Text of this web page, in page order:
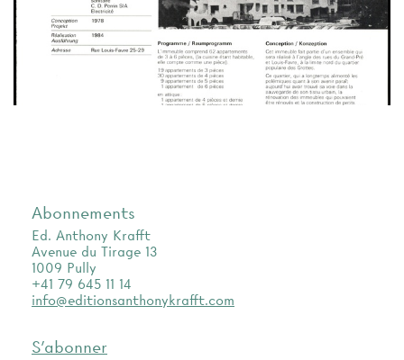
Abonnements
Ed. Anthony Krafft
Avenue du Tirage 13
1009 Pully
+41 79 645 11 14
info@editionsanthonykrafft.com
S'abonner